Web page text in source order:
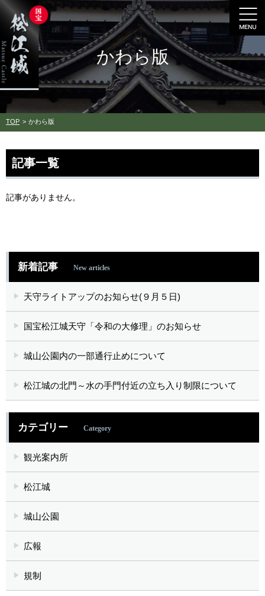
かわら版
TOP かわら版
記事一覧
記事がありません。
新着記事 New articles
天守ライトアップのお知らせ(９月５日)
国宝松江城天守「令和の大修理」のお知らせ
城山公園内の一部通行止めについて
松江城の北門～水の手門付近の立ち入り制限について
カテゴリー Category
観光案内所
松江城
城山公園
広報
規制